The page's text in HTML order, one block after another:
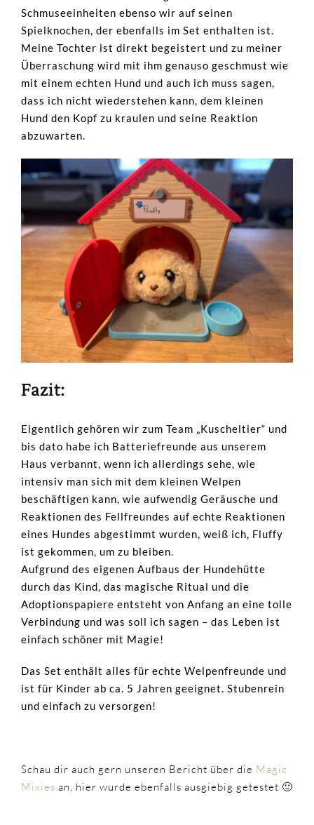
Schmuseeinheiten ebenso wir auf seinen
Spielknochen, der ebenfalls im Set enthalten ist.
Meine Tochter ist direkt begeistert und zu meiner
Überraschung wird mit ihm genauso geschmust wie
mit einem echten Hund und auch ich muss sagen,
dass ich nicht wiederstehen kann, dem kleinen
Hund den Kopf zu kraulen und seine Reaktion
abzuwarten.
Fazit:
Eigentlich gehören wir zum Team „Kuscheltier“ und
bis dato habe ich Batteriefreunde aus unserem
Haus verbannt, wenn ich allerdings sehe, wie
intensiv man sich mit dem kleinen Welpen
beschäftigen kann, wie aufwendig Geräusche und
Reaktionen des Fellfreundes auf echte Reaktionen
eines Hundes abgestimmt wurden, weiß ich, Fluffy
ist gekommen, um zu bleiben.
Aufgrund des eigenen Aufbaus der Hundehütte
durch das Kind, das magische Ritual und die
Adoptionspapiere entsteht von Anfang an eine tolle
Verbindung und was soll ich sagen – das Leben ist
einfach schöner mit Magie!
Das Set enthält alles für echte Welpenfreunde und
ist für Kinder ab ca. 5 Jahren geeignet. Stubenrein
und einfach zu versorgen!
Schau dir auch gern unseren Bericht über die Magic
Mixies an, hier wurde ebenfalls ausgiebig getestet 🙂